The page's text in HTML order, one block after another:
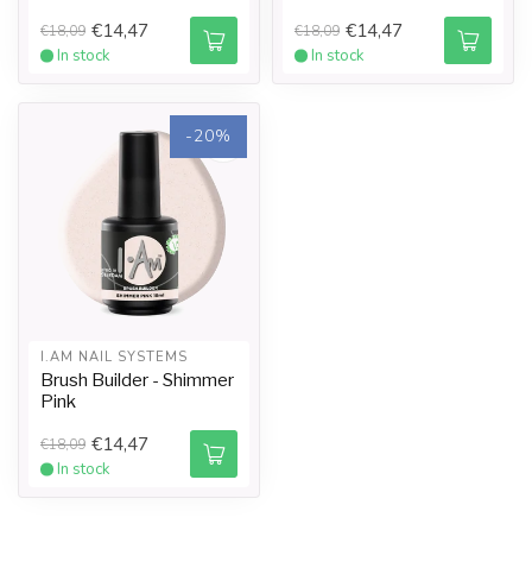
€18,09 €14,47
In stock
€18,09 €14,47
In stock
-20%
I.AM NAIL SYSTEMS
Brush Builder - Shimmer
Pink
€18,09 €14,47
In stock